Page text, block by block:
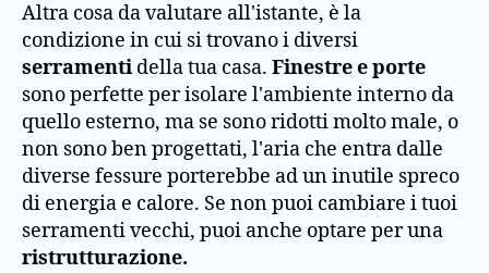
Altra cosa da valutare all'istante, è la
condizione in cui si trovano i diversi
serramenti della tua casa. Finestre e porte
sono perfette per isolare l'ambiente interno da
quello esterno, ma se sono ridotti molto male, o
non sono ben progettati, l'aria che entra dalle
diverse fessure porterebbe ad un inutile spreco
di energia e calore. Se non puoi cambiare i tuoi
serramenti vecchi, puoi anche optare per una
ristrutturazione.